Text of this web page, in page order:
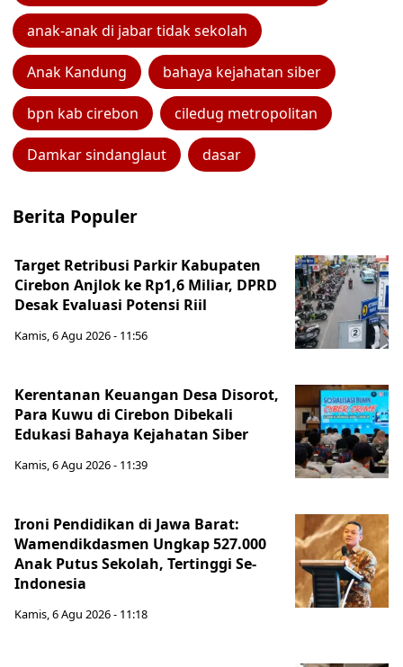
anak-anak di jabar tidak sekolah
Anak Kandung bahaya kejahatan siber
bpn kab cirebon ciledug metropolitan
Damkar sindanglaut dasar
Berita Populer
Target Retribusi Parkir Kabupaten
Cirebon Anjlok ke Rp1,6 Miliar, DPRD
Desak Evaluasi Potensi Riil
Kamis, 6 Agu 2026 - 11:56
Kerentanan Keuangan Desa Disorot,
Para Kuwu di Cirebon Dibekali
Edukasi Bahaya Kejahatan Siber
Kamis, 6 Agu 2026 - 11:39
Ironi Pendidikan di Jawa Barat:
Wamendikdasmen Ungkap 527.000
Anak Putus Sekolah, Tertinggi Se-
Indonesia
Kamis, 6 Agu 2026 - 11:18